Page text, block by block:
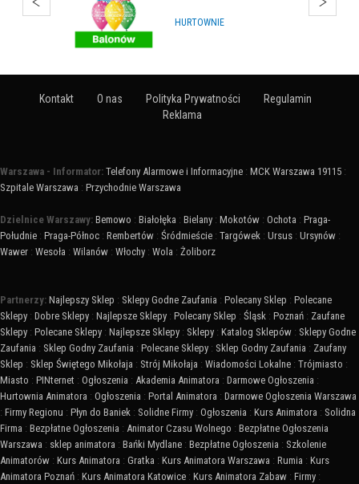
HURTOWNIE
Kontakt O nas Polityka Prywatności
Regulamin
Reklama
Warszawa - Informator: Telefony Alarmowe i Informacyjne : MCK Warszawa 19115 :
Szpitale Warszawa : Przychodnie Warszawa
Dzielnice Warszawy: Bemowo : Białołęka : Bielany : Mokotów : Ochota : Praga-
Południe : Praga-Północ : Rembertów : Śródmieście : Targówek : Ursus : Ursynów :
Wawer : Wesoła : Wilanów : Włochy : Wola : Żoliborz
Partnerzy: Najlepszy Sklep : Sklepy Godne Zaufania : Polecany Sklep : Polecane
Sklepy : Dobre Sklepy : Najlepsze Sklepy : Polecany Sklep : Śląsk : Poznań : Zaufane
Sklepy : Polecane Sklepy : Najlepsze Sklepy : Sklepy : Katalog Sklepów : Sklepy Godne
Zaufania : Sklep Godny Zaufania : Polecane Sklepy : Sklep Godny Zaufania : Zaufany
Sklep : Sklep Świętego Mikołaja : Strój Mikołaja : Wiadomości Lokalne : Trójmiasto :
Miasto : PINternet : Ogłoszenia : Akademia Animatora : Darmowe Ogłoszenia :
Hurtownia Animatora : Ogłoszenia : Portal Animatora : Darmowe Ogłoszenia Warszawa
: Firmy Regionu : Płyn do Baniek : Solidne Firmy : Ogłoszenia : Kurs Animatora : Solidna
Firma : Bezpłatne Ogłoszenia : Animator Czasu Wolnego : Bezpłatne Ogłoszenia
Warszawa : sklep animatora : Bańki Mydlane : Bezpłatne Ogłoszenia : Szkolenie
Animatorów : Kurs Animatora : Gratka : Kurs Animatora Warszawa : Rumia : Kurs
Animatora Poznań : Kurs Animatora Katowice : Kurs Animatora Zabaw : Firmy :